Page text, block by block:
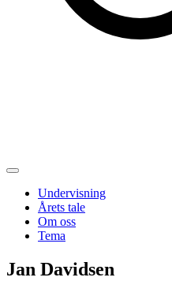
Undervisning
Årets tale
Om oss
Tema
Jan Davidsen